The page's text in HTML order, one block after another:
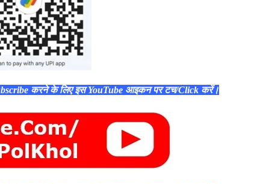
करने के लिए इस YouTube आइकन पर टच/Click करें।